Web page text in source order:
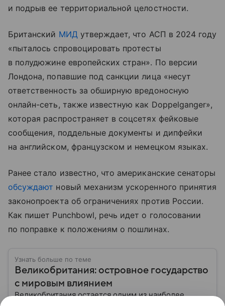
и подрыв ее территориальной целостности.
Британский МИДутверждает, что АСП в 2024 году
«пыталось спровоцировать протесты
в полудюжине европейских стран». По версии
Лондона, попавшие под санкции лица «несут
ответственность за обширную вредоносную
онлайн-сеть, также известную как Doppelganger»,
которая распространяет в соцсетях фейковые
сообщения, поддельные документы и дипфейки
на английском, французском и немецком языках.
Ранее стало известно, что американские сенаторы
обсуждают новый механизм ускоренного принятия
законопроекта об ограничениях против России.
Как пишет Punchbowl, речь идет о голосовании
по поправке к положениям о пошлинах.
Узнать больше по теме
Великобритания: островное государство
с мировым влиянием
Великобритания остается одним из наиболее